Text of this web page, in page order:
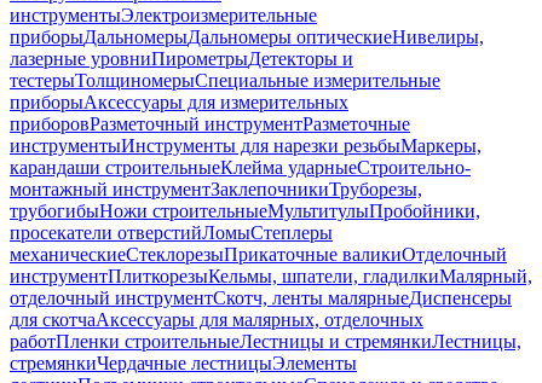
инструментыЭлектроизмерительные
приборыДальномерыДальномеры оптическиеНивелиры,
лазерные уровниПирометрыДетекторы и
тестерыТолщиномерыСпециальные измерительные
приборыАксессуары для измерительных
приборовРазметочный инструментРазметочные
инструментыИнструменты для нарезки резьбыМаркеры,
карандаши строительныеКлейма ударныеСтроительно-
монтажный инструментЗаклепочникиТруборезы,
трубогибыНожи строительныеМультитулыПробойники,
просекатели отверстийЛомыСтеплеры
механическиеСтеклорезыПрикаточные валикиОтделочный
инструментПлиткорезыКельмы, шпатели, гладилкиМалярный,
отделочный инструментСкотч, ленты малярныеДиспенсеры
для скотчаАксессуары для малярных, отделочных
работПленки строительныеЛестницы и стремянкиЛестницы,
стремянкиЧердачные лестницыЭлементы